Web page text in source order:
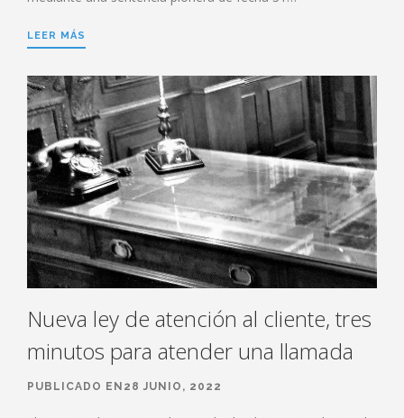
LEER MÁS
Nueva ley de atención al cliente, tres
minutos para atender una llamada
PUBLICADO EN28 JUNIO, 2022